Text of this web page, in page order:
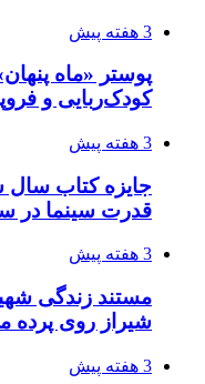
3 هفته پیش
پوستر «ماه
کودک‌ربایی و
3 هفته پیش
جایزه کتاب سال
قدرت سینما در
3 هفته پیش
مستند زندگی
شیراز روی پرده
3 هفته پیش